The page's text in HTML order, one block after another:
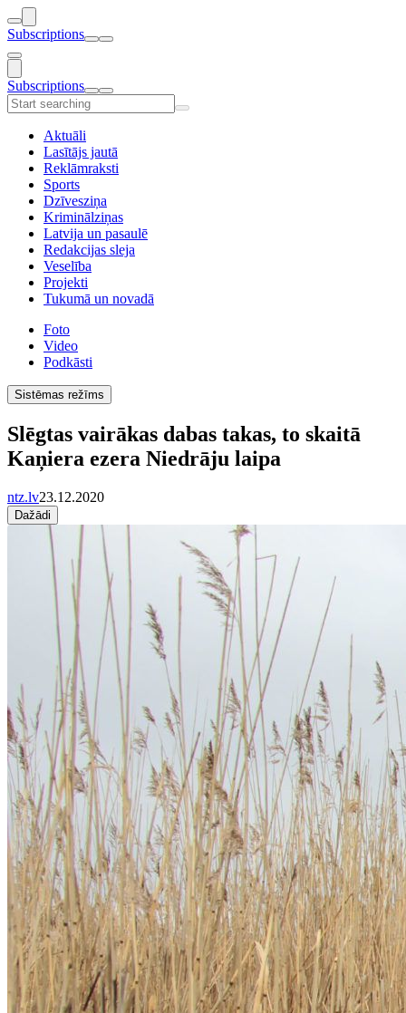
Subscriptions
Subscriptions
Aktuāli
Lasītājs jautā
Reklāmraksti
Sports
Dzīvesziņa
Kriminālziņas
Latvija un pasaulē
Redakcijas sleja
Veselība
Projekti
Tukumā un novadā
Foto
Video
Podkāsti
Sistēmas režīms
Slēgtas vairākas dabas takas, to skaitā
Kaņiera ezera Niedrāju laipa
ntz.lv23.12.2020
Dažādi